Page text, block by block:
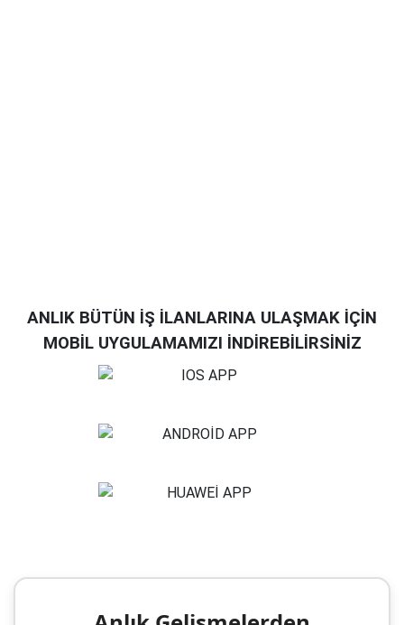
ANLIK BÜTÜN İŞ İLANLARINA ULAŞMAK İÇİN
MOBİL UYGULAMAMIZI İNDİREBİLİRSİNİZ